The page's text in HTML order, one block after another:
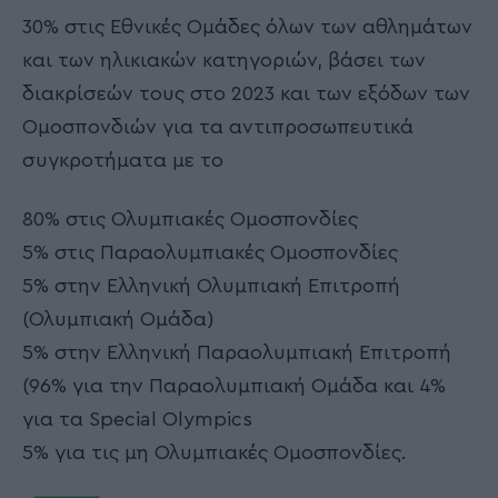
30% στις Εθνικές Ομάδες όλων των αθλημάτων
και των ηλικιακών κατηγοριών, βάσει των
διακρίσεών τους στο 2023 και των εξόδων των
Ομοσπονδιών για τα αντιπροσωπευτικά
συγκροτήματα με το
80% στις Ολυμπιακές Ομοσπονδίες
5% στις Παραολυμπιακές Ομοσπονδίες
5% στην Ελληνική Ολυμπιακή Επιτροπή
(Ολυμπιακή Ομάδα)
5% στην Ελληνική Παραολυμπιακή Επιτροπή
(96% για την Παραολυμπιακή Ομάδα και 4%
για τα Special Olympics
5% για τις μη Ολυμπιακές Ομοσπονδίες.